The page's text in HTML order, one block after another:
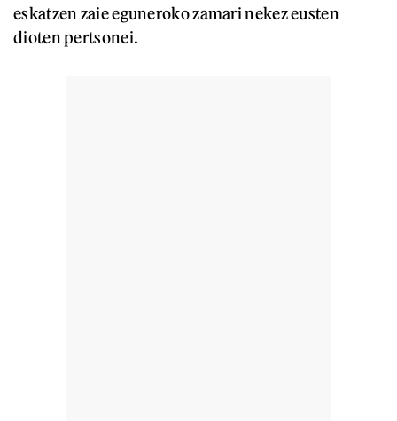
eskatzen zaie eguneroko zamari nekez eusten
dioten pertsonei.